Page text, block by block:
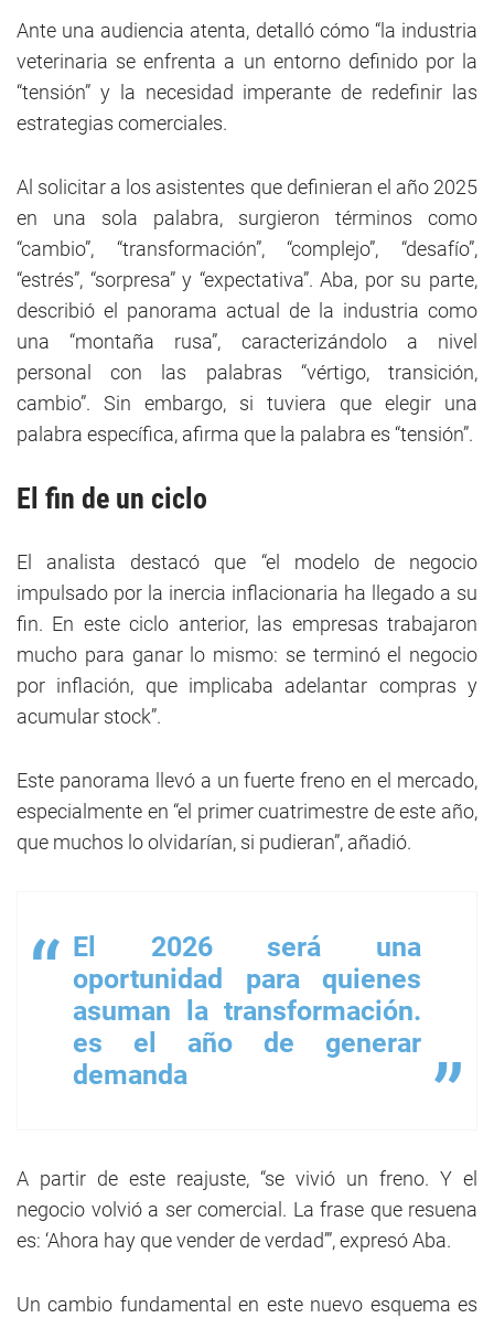
Ante una audiencia atenta, detalló cómo “la industria
veterinaria se enfrenta a un entorno definido por la
“tensión” y la necesidad imperante de redefinir las
estrategias comerciales.
Al solicitar a los asistentes que definieran el año 2025
en una sola palabra, surgieron términos como
“cambio”, “transformación”, “complejo”, “desafío”,
“estrés”, “sorpresa” y “expectativa”. Aba, por su parte,
describió el panorama actual de la industria como
una “montaña rusa”, caracterizándolo a nivel
personal con las palabras “vértigo, transición,
cambio”. Sin embargo, si tuviera que elegir una
palabra específica, afirma que la palabra es “tensión”.
El fin de un ciclo
El analista destacó que “el modelo de negocio
impulsado por la inercia inflacionaria ha llegado a su
fin. En este ciclo anterior, las empresas trabajaron
mucho para ganar lo mismo: se terminó el negocio
por inflación, que implicaba adelantar compras y
acumular stock”.
Este panorama llevó a un fuerte freno en el mercado,
especialmente en “el primer cuatrimestre de este año,
que muchos lo olvidarían, si pudieran”, añadió.
El 2026 será una
oportunidad para quienes
asuman la transformación.
es el año de generar
demanda
A partir de este reajuste, “se vivió un freno. Y el
negocio volvió a ser comercial. La frase que resuena
es: ‘Ahora hay que vender de verdad’”, expresó Aba.
Un cambio fundamental en este nuevo esquema es